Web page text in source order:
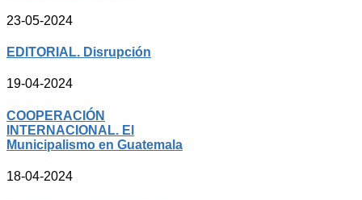
23-05-2024
EDITORIAL. Disrupción
19-04-2024
COOPERACIÓN
INTERNACIONAL. El
Municipalismo en Guatemala
18-04-2024